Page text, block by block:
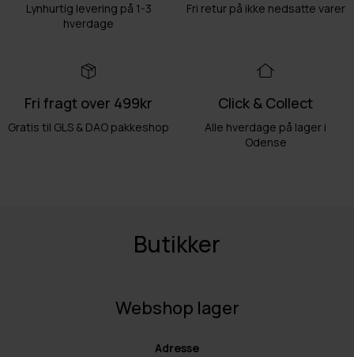
Lynhurtig levering på 1-3
hverdage
Fri retur på ikke nedsatte varer
Fri fragt over 499kr
Gratis til GLS & DAO pakkeshop
Click & Collect
Alle hverdage på lager i
Odense
Butikker
Webshop lager
Adresse